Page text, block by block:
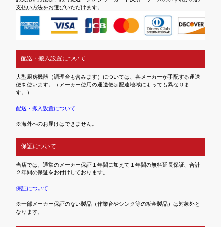
支払い方法をお選びいただけます。
配送・搬入設置について
大型厨房機器（調理台も含みます）については、各メーカーが手配する運送
便を使います。（メーカー使用の運送便は配達地域によっても異なりま
す。）
配送・搬入設置について
※海外へのお届けはできません。
保証について
当店では、通常のメーカー保証１年間に加えて１年間の無料延長保証、合計
２年間の保証をお付けしております。
保証について
※一部メーカー保証のない製品（作業台やシンク等の板金製品）は対象外と
なります。